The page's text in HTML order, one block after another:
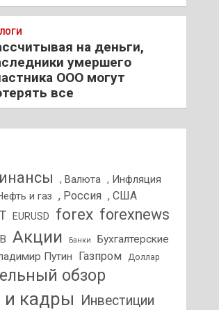
на деньги,
умершего
ООО могут
все
, Валюта , Инфляция
и газ , Россия , США
EURUSD forex forexnews
Акции Банки
Бухгалтерские
Путин Газпром Доллар
обзор
и кадры Инвестиции